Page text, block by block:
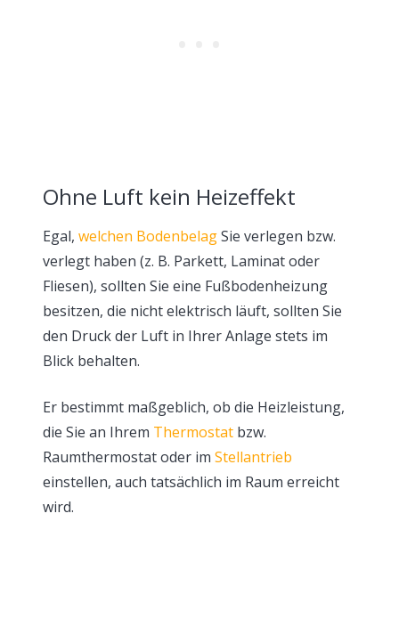
Ohne Luft kein Heizeffekt
Egal, welchen BodenbelagSie verlegen bzw.
verlegt haben (z. B. Parkett, Laminat oder
Fliesen), sollten Sie eine Fußbodenheizung
besitzen, die nicht elektrisch läuft, sollten Sie
den Druck der Luft in Ihrer Anlage stets im
Blick behalten.
Er bestimmt maßgeblich, ob die Heizleistung,
die Sie an Ihrem Thermostat bzw.
Raumthermostat oder im Stellantrieb
einstellen, auch tatsächlich im Raum erreicht
wird.